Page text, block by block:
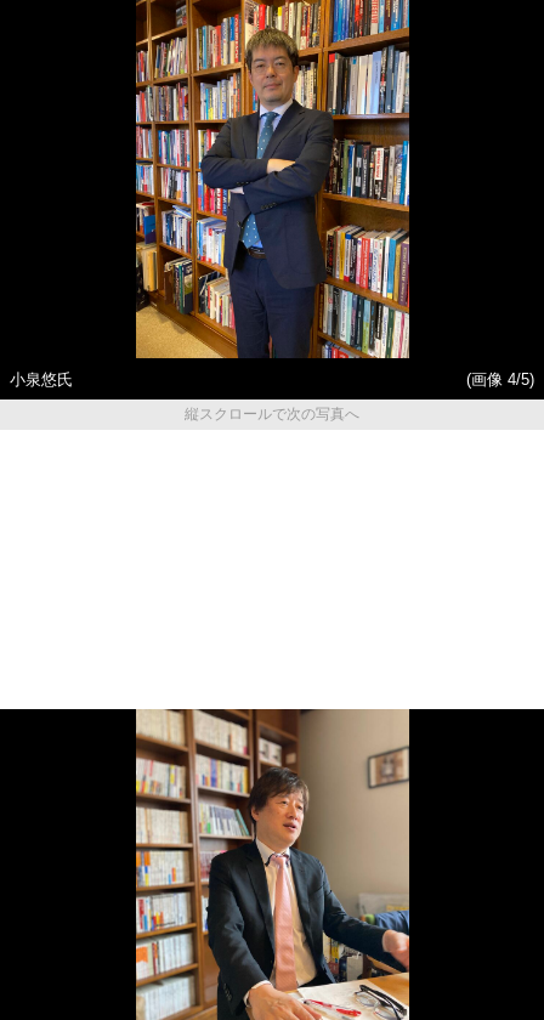
小泉悠氏
(画像 4/5)
縦スクロールで次の写真へ